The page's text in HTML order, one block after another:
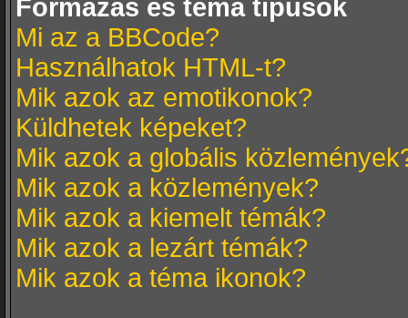
Formázás és téma típusok
Mi az a BBCode?
Használhatok HTML-t?
Mik azok az emotikonok?
Küldhetek képeket?
Mik azok a globális
Mik azok a közlemények?
Mik azok a kiemelt témák?
Mik azok a lezárt témák?
Mik azok a téma ikonok?